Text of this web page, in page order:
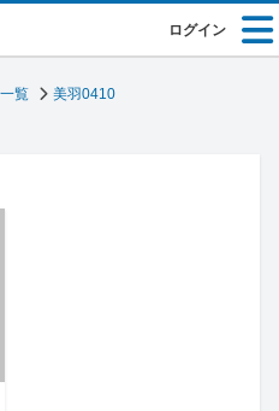
ログイン
覧 美羽0410